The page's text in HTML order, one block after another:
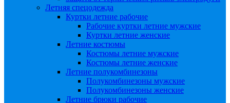
Летняя спецодежда
Куртки летние рабочие
Рабочие куртки летние мужские
Куртки летние женские
Летние костюмы
Костюмы летние мужские
Костюмы летние женские
Летние полукомбинезоны
Полукомбинезоны мужские
Полукомбинезоны женские
Летние брюки рабочие